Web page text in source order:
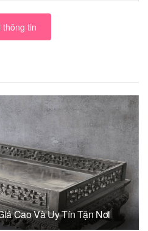
thông tin
Cao Và Uy Tín Tận Nơi